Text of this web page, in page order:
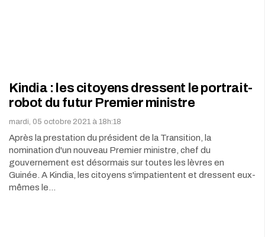
Kindia : les citoyens dressent le portrait-
robot du futur Premier ministre
mardi, 05 octobre 2021 à 18h:18
Après la prestation du président de la Transition, la
nomination d'un nouveau Premier ministre, chef du
gouvernement est désormais sur toutes les lèvres en
Guinée. A Kindia, les citoyens s'impatientent et dressent eux-
mêmes le…